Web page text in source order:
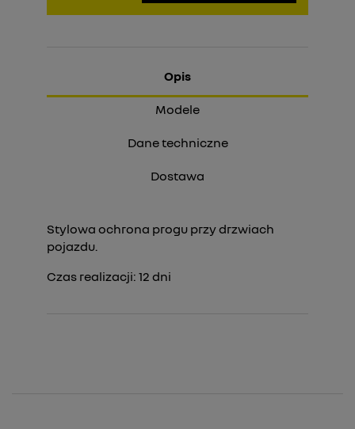
Opis
Modele
Dane techniczne
Dostawa
Stylowa ochrona progu przy drzwiach
pojazdu.
Czas realizacji: 12 dni